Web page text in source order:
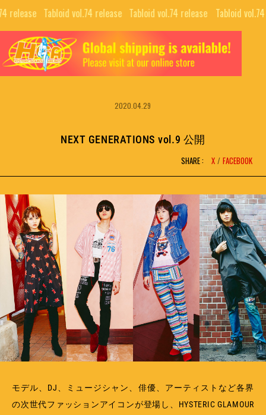
release⠀ Tabloid vol.74 release⠀ Tabloid vol.74 release⠀ Tabloid
TOP
ALL
GUIDE
SNS
NFT PROJECTS
H.G.A.S.
HYSTERIC BOOTLEG
TABLOID
LOOKBOOK
PUBLISHING
BRAND
COMPANY
RECRUIT
CONTACT
MEMBERSHIP
PRIVACY POLICY
2020.04.29
NEXT GENERATIONS vol.9 公開
SHARE : X FACEBOOK
モデル、DJ、ミュージシャン、俳優、アーティストなど各界
の次世代ファッションアイコンが登場し、HYSTERIC GLAMOUR